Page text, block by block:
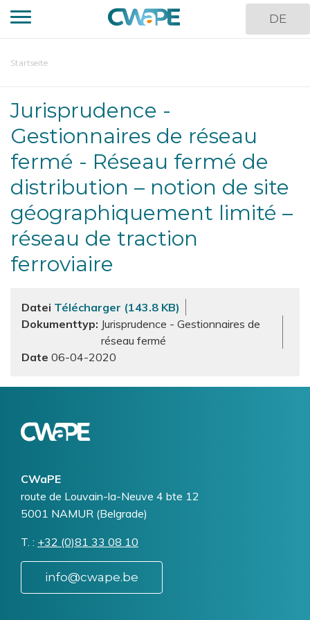
Direkt
zum
DE
You
here
Startseite
Jurisprudence -
Gestionnaires de réseau
fermé - Réseau fermé de
distribution – notion de site
géographiquement limité –
réseau de traction
ferroviaire
Datei Télécharger (143.8 KB)
Dokumenttyp Jurisprudence - Gestionnaires de
réseau fermé
06-04-2020
CWaPE
Addresse
route de Louvain-la-Neuve 4 bte 12
5001 NAMUR (Belgrade)
T. Téléphone
+32 (0)81 33 08 10
info@cwape.be